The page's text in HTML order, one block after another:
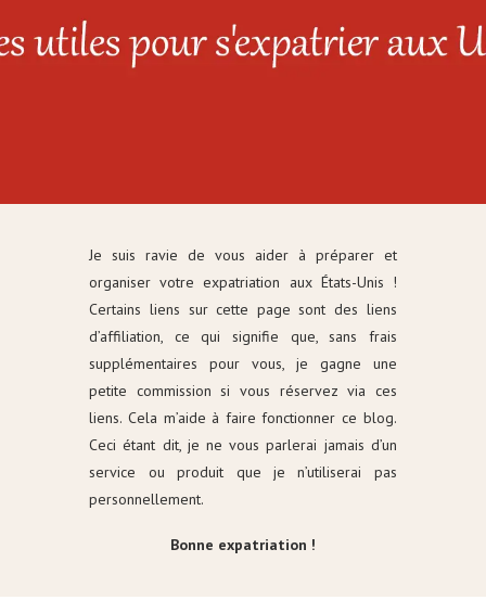
Je suis ravie de vous aider à préparer et
organiser votre expatriation aux États-Unis !
Certains liens sur cette page sont des liens
d’affiliation, ce qui signifie que, sans frais
supplémentaires pour vous, je gagne une
petite commission si vous réservez via ces
liens. Cela m’aide à faire fonctionner ce blog.
Ceci étant dit, je ne vous parlerai jamais d’un
service ou produit que je n’utiliserai pas
personnellement.
Bonne expatriation !